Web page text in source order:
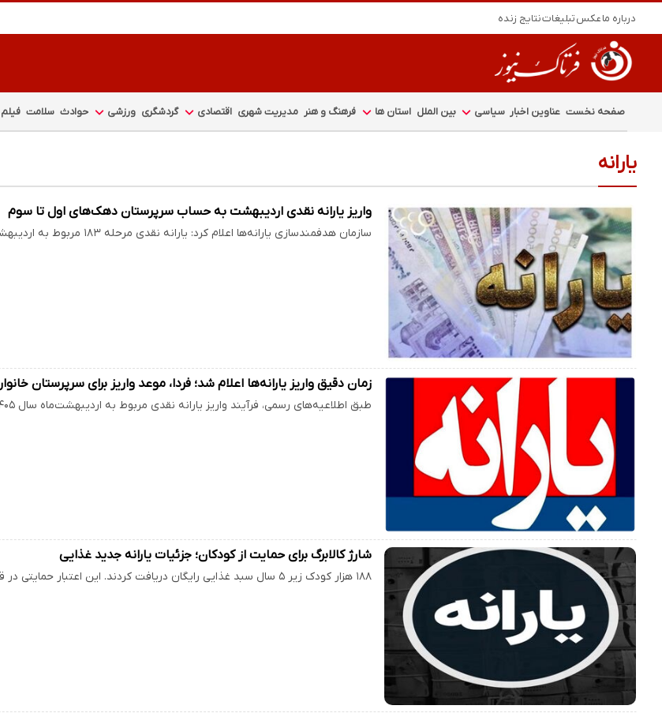
درباره ماعکستبلیغاتنتایج زنده
صفحه نخست عناوین اخبار سیاسی بین الملل استان ها فرهنگ و هنر مدیریت شهری اقتصادی گردشگری ورزشی حوادث سلامت فیلم
یارانه
واریز یارانه نقدی اردیبهشت به حساب سرپرستان دهک‌های اول تا سوم
سازمان هدفمندسازی یارانه‌ها اعلام کرد: یارانه نقدی مرحله ۱۸۳ مربوط به اردیبهشت ماه ۱۴۰۵ به حساب سرپرستان خانوارهای…
زمان دقیق واریز یارانه‌ها اعلام شد؛ فردا، موعد واریز برای سرپرستان خانوار
طبق اطلاعیه‌های رسمی، فرآیند واریز یارانه نقدی مربوط به اردیبهشت‌ماه سال ۱۴۰۵ از فردا (یکشنبه ۲۰ اردیبهشت) آغاز می‌شود…
شارژ کالابرگ برای حمایت از کودکان؛ جزئیات یارانه جدید غذایی
۱۸۸ هزار کودک زیر ۵ سال سبد غذایی رایگان دریافت کردند. این اعتبار حمایتی در قالب کالابرگ برای خرید اقلام تاییدشده به…